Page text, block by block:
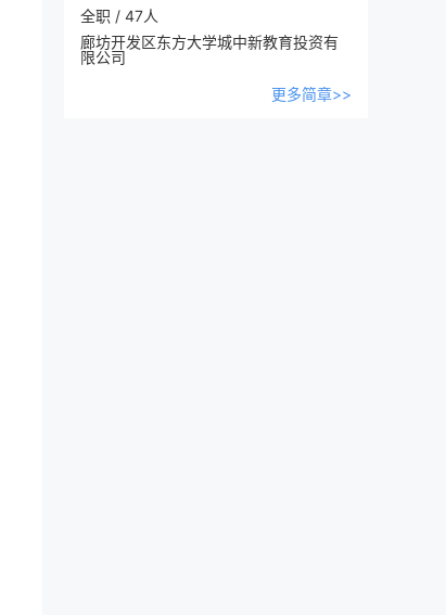
全职 / 47人
廊坊开发区东方大学城中新教育投资有
限公司
更多简章>>